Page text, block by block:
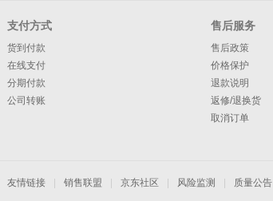
支付方式
货到付款
在线支付
分期付款
公司转账
售后服务
售后政策
价格保护
退款说明
返修/退换货
取消订单
友情链接 销售联盟 京东社区 风险监测 质量公告